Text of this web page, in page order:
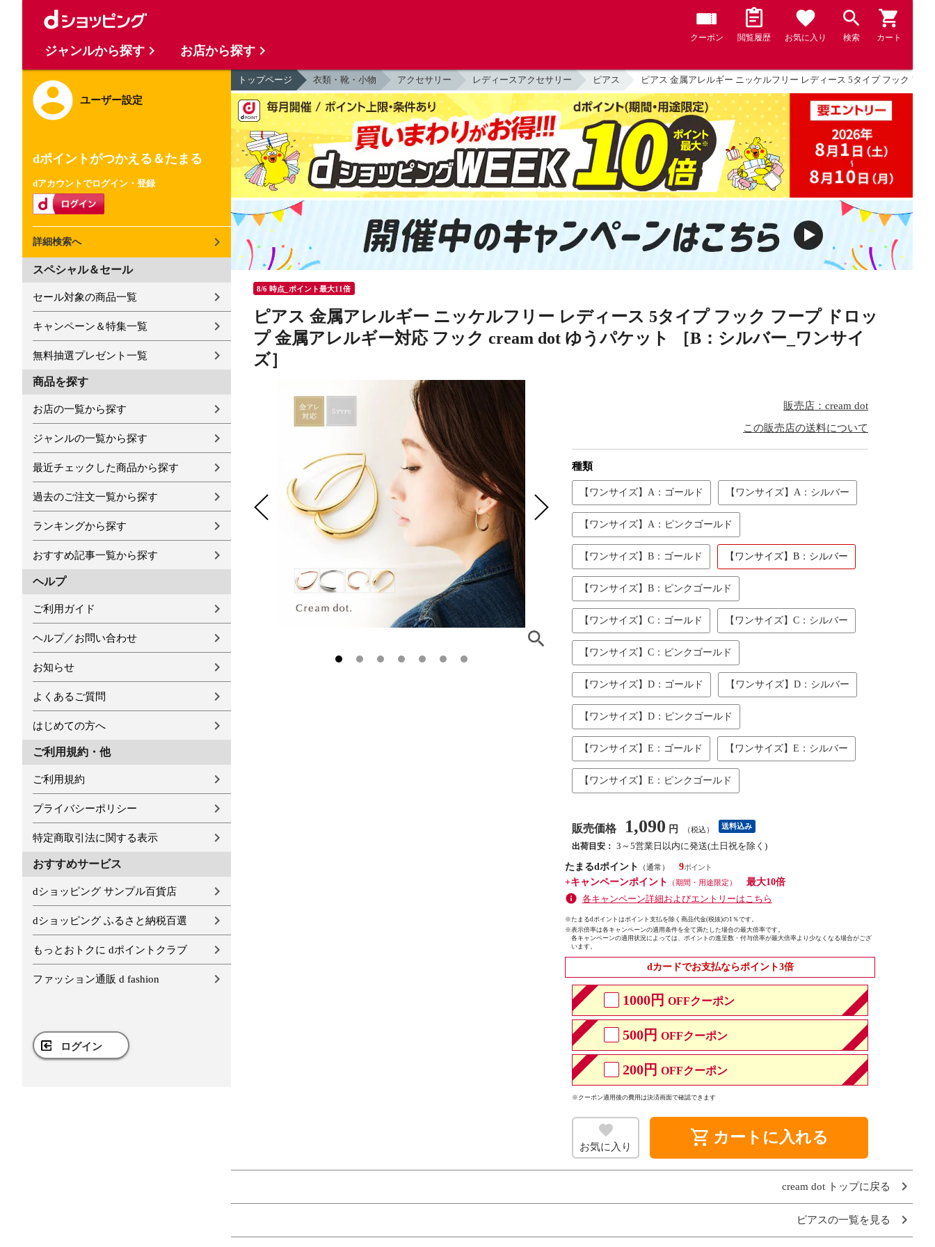
クーポン 閲覧履歴 お気に入り 検索 カート
ユーザー設定
dポイントがつかえる＆たまる
dアカウントでログイン・登録
詳細検索へ
スペシャル＆セール
セール対象の商品一覧
キャンペーン＆特集一覧
無料抽選プレゼント一覧
商品を探す
お店の一覧から探す
ジャンルの一覧から探す
最近チェックした商品から探す
過去のご注文一覧から探す
ランキングから探す
おすすめ記事一覧から探す
ヘルプ
ご利用ガイド
ヘルプ／お問い合わせ
お知らせ
よくあるご質問
はじめての方へ
ご利用規約・他
ご利用規約
プライバシーポリシー
特定商取引法に関する表示
おすすめサービス
dショッピング サンプル百貨店
dショッピング ふるさと納税百選
もっとおトクに dポイントクラブ
ファッション通販 d fashion
ログイン
トップページ 衣類・靴・小物 アクセサリー レディースアクセサリー ピアス ピアス 金属アレルギー ニッケルフリー レディース 5タイプ フック フ
8/6 時点_ポイント最大11倍
ピアス 金属アレルギー ニッケルフリー レディース 5タイプ フック フープ ドロッ
プ 金属アレルギー対応 フック cream dot ゆうパケット ［B：シルバー_ワンサイ
ズ］
販売店：cream dot
この販売店の送料について
種類
【ワンサイズ】A：ゴールド 【ワンサイズ】A：シルバー
【ワンサイズ】A：ピンクゴールド
【ワンサイズ】B：ゴールド 【ワンサイズ】B：シルバー
【ワンサイズ】B：ピンクゴールド
【ワンサイズ】C：ゴールド 【ワンサイズ】C：シルバー
【ワンサイズ】C：ピンクゴールド
【ワンサイズ】D：ゴールド 【ワンサイズ】D：シルバー
【ワンサイズ】D：ピンクゴールド
【ワンサイズ】E：ゴールド 【ワンサイズ】E：シルバー
【ワンサイズ】E：ピンクゴールド
販売価格 1,090 円 （税込） 送料込み
出荷目安： 3～5営業日以内に発送(土日祝を除く)
たまるdポイント
（通常）
9
+キャンペーンポイント
（期間・用途限定）
最大10倍
各キャンペーン詳細およびエントリーはこちら
※たまるdポイントはポイント支払を除く商品代金(税抜)の1％です。
※表示倍率は各キャンペーンの適用条件を全て満たした場合の最大倍率です。
各キャンペーンの適用状況によっては、ポイントの進呈数・付与倍率が最大倍率より少なくなる場合がござ
います。
dカードでお支払ならポイント3倍
1000円 OFFクーポン
500円 OFFクーポン
200円 OFFクーポン
※クーポン適用後の費用は決済画面で確認できます
お気に入り shopping_cart カートに入れる
cream dot トップに戻る
ピアスの一覧を見る
ジャンルから探す お店から探す